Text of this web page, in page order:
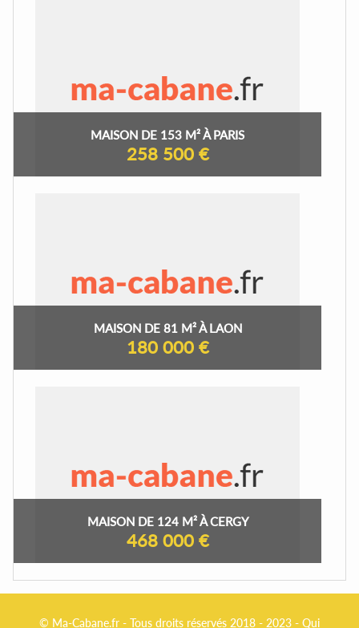
MAISON DE 153 M² À PARIS
258 500 €
MAISON DE 81 M² À LAON
180 000 €
MAISON DE 124 M² À CERGY
468 000 €
© Ma-Cabane.fr - Tous droits réservés 2018 - 2023 - Qui